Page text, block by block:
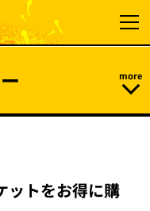
ットをお得に購